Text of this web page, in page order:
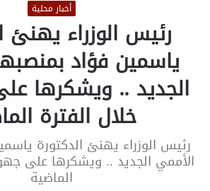
أخبار محلية
رئيس الوزراء يهنئ
ياسمين فؤاد
الجديد .. ويشكرها
خلال الفترة
رئيس الوزراء يهنئ الدكتورة
الأممي الجديد .. ويشكرها على
الماضية